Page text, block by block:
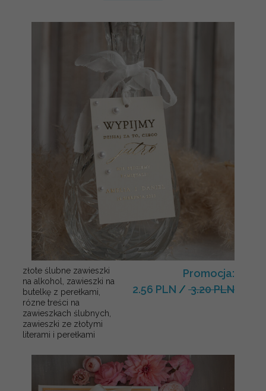
złote ślubne zawieszki
na alkohol, zawieszki na
butelkę z perełkami,
rózne treści na
zawieszkach ślubnych,
zawieszki ze złotymi
literami i perełkami
Promocja:
2.56 PLN / 3.20 PLN